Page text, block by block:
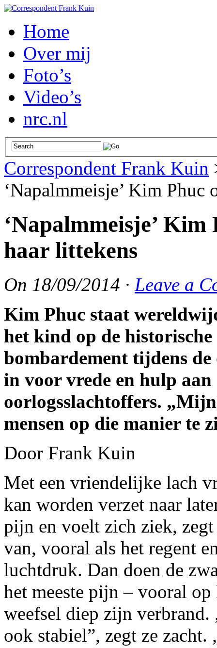
Home
Over mij
Foto’s
Video’s
nrc.nl
Correspondent Frank Kuin
‘Napalmmeisje’ Kim
‘Napalmmeisje’
haar littekens
On 18/09/2014 · Leave a
Kim Phuc staat
het kind op de
bombardement tijdens
in voor vrede en hulp aan
oorlogsslachtoffers.
mensen op die manier te
Door Frank Kuin
Met een vriendelijke lach
kan worden verzet naar
pijn en voelt zich ziek,
van, vooral als het regent
luchtdruk. Dan doen de
het meeste pijn – vooral
weefsel diep zijn
ook stabiel”, zegt ze zacht.